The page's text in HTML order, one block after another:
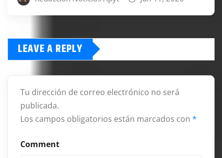
LEAVE A REPLY
Tu dirección de correo electrónico no será
publicada.
Los campos obligatorios están marcados con *
Comment